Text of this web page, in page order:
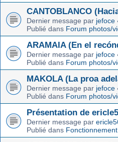
CANTOBLANCO
Dernier message par jefoce
Publié dans Forum photos/
ARAMAIA (En el
Dernier message par jefoce
Publié dans Forum photos/
MAKOLA (La proa
Dernier message par jefoce
Publié dans Forum photos/
Présentation de
Dernier message par
Publié dans